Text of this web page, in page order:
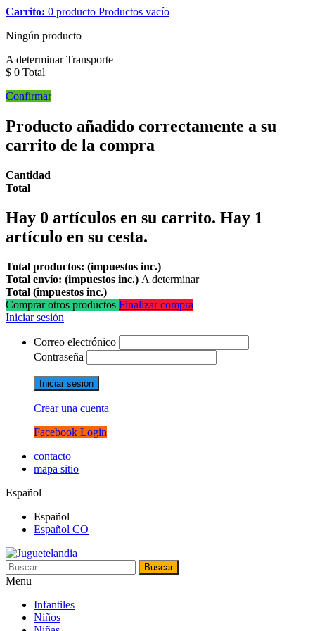
Carrito: 0 producto Productos vacío
Ningún producto
A determinarTransporte
$ 0 Total
Confirmar
Producto añadido correctamente a su
carrito de la compra
Cantidad
Total
Hay 0 artículos en su carrito. Hay 1
artículo en su cesta.
Total productos: (impuestos inc.)
Total envío: (impuestos inc.) A determinar
Total (impuestos inc.)
Comprar otros productos Finalizar compra
Iniciar sesión
Correo electrónico
Contraseña
Iniciar sesión
Crear una cuenta
Facebook Login
contacto
mapa sitio
Español
Español
Español CO
Buscar
Menu
Infantiles
Niños